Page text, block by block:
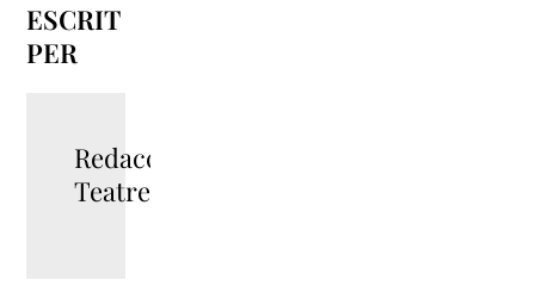
ESCRIT
PER
Redacció
TeatreBarcelona